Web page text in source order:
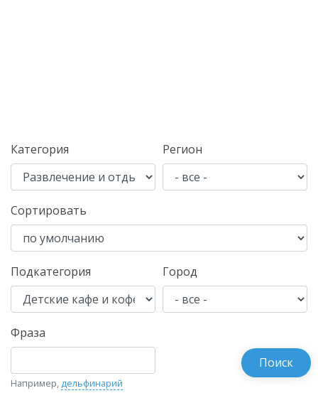
Категория Регион
Сортировать
Подкатегория Город
Фраза
Например, дельфинарий